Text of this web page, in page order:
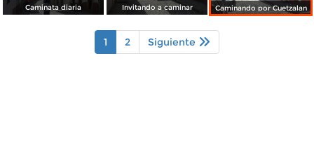
Caminata diaria Invitando a caminar Caminando por Cuetzalan
1 2 Siguiente